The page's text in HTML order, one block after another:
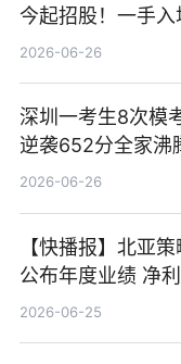
今起招股！一手入
港元
2026-06-26
深圳一考生8次模
逆袭652分全家沸
“没查错吧” 焦点简
2026-06-26
【快播报】北亚
公布年度业绩 净
同比扭亏为盈
2026-06-25